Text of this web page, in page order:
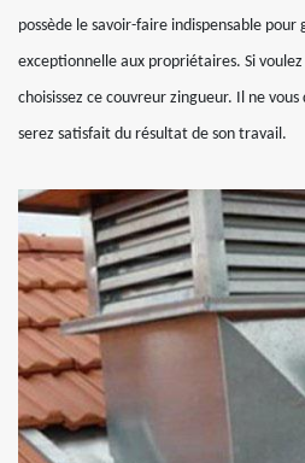
possède le savoir-faire indispensable
exceptionnelle aux propriétaires. Si
choisissez ce couvreur zingueur. Il ne
serez satisfait du résultat de son travail.